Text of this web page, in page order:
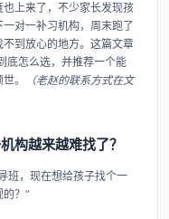
上来了，不少家长发现孩
对一补习机构，周末跑了
到放心的地方。这篇文章
底怎么选，并推荐一个能
。
（老赵的联系方式在文
构越来越难找了？
班，现在想给孩子找个一
？”